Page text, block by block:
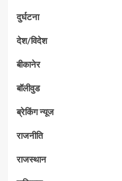
दुर्घटना
देश/विदेश
बीकानेर
बॉलीवुड
ब्रेकिंग न्यूज
राजनीति
राजस्थान